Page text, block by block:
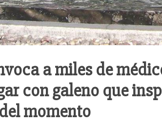
a miles de
con galeno que
momento